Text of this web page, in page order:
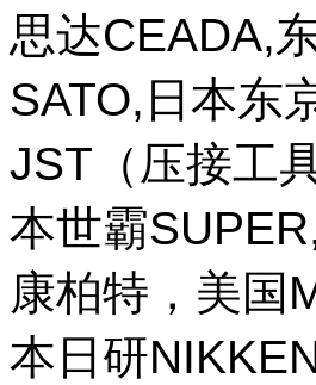
思达CEADA,
SATO,日本东
JST（压接工
本世霸
康柏特，美国
本日研